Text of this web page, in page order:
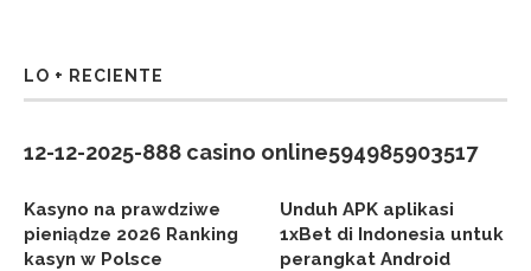
LO + RECIENTE
12-12-2025-888 casino online594985903517
Kasyno na prawdziwe
pieniądze 2026 Ranking
kasyn w Polsce
Unduh APK aplikasi
1xBet di Indonesia untuk
perangkat Android